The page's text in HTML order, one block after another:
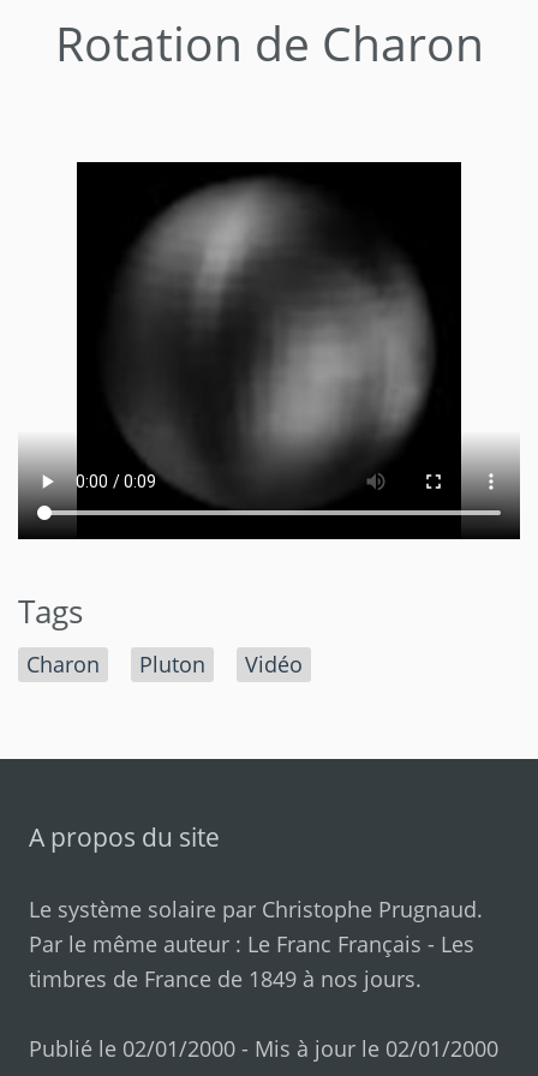
Rotation de Charon
Tags
Charon Pluton Vidéo
A propos du site
Le système solaire par Christophe Prugnaud.
Par le même auteur : Le Franc Français - Les
timbres de France de 1849 à nos jours.
Publié le 02/01/2000 - Mis à jour le 02/01/2000